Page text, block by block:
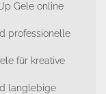
Gele online
professionelle
für kreative
langlebige